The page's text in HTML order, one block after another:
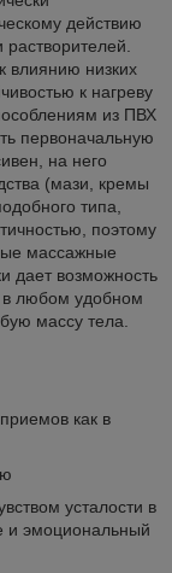
действию
влиянию низких
к нагреву
из ПВХ
первоначальную
на него
(мази, кремы
типа,
поэтому
массажные
дает возможность
в любом удобном
массу тела.
как в
усталости в
и эмоциональный